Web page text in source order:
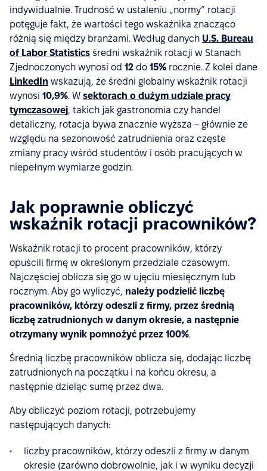
indywidualnie. Trudność w ustaleniu „normy” rotacji
potęguje fakt, że wartości tego wskaźnika znacząco
różnią się między branżami. Według danych U.S. Bureau
of Labor Statistics średni wskaźnik rotacji w Stanach
Zjednoczonych wynosi od 12 do 15% rocznie. Z kolei dane
LinkedIn wskazują, że średni globalny wskaźnik rotacji
wynosi 10,9%. W sektorach o dużym udziale pracy
tymczasowej, takich jak gastronomia czy handel
detaliczny, rotacja bywa znacznie wyższa – głównie ze
względu na sezonowość zatrudnienia oraz częste
zmiany pracy wśród studentów i osób pracujących w
niepełnym wymiarze godzin.
Jak poprawnie obliczyć
wskaźnik rotacji pracowników?
Wskaźnik rotacji to procent pracowników, którzy
opuścili firmę w określonym przedziale czasowym.
Najczęściej oblicza się go w ujęciu miesięcznym lub
rocznym. Aby go wyliczyć, należy podzielić liczbę
pracowników, którzy odeszli z firmy, przez średnią
liczbę zatrudnionych w danym okresie, a następnie
otrzymany wynik pomnożyć przez 100%.
Średnią liczbę pracowników oblicza się, dodając liczbę
zatrudnionych na początku i na końcu okresu, a
następnie dzieląc sumę przez dwa.
Aby obliczyć poziom rotacji, potrzebujemy
następujących danych:
liczby pracowników, którzy odeszli z firmy w danym
okresie (zarówno dobrowolnie, jak i w wyniku decyzji